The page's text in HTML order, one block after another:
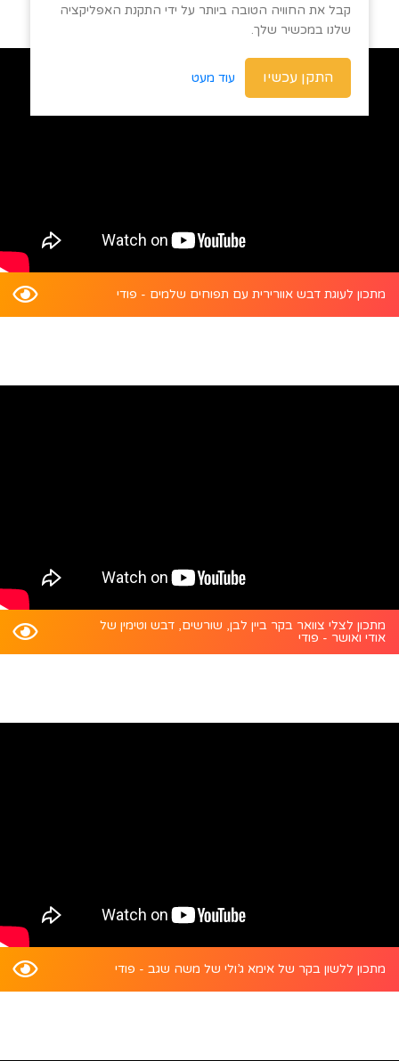
מתכון לעוגת דבש אוורירית עם תפוחים שלמים - פודי
מתכון לצלי צוואר בקר ביין לבן, שורשים, דבש וטימין של
אודי ואושר - פודי
מתכון ללשון בקר של אימא ג’ולי של משה שגב - פודי
קבל את החוויה הטובה ביותר על ידי התקנת האפליקציה
שלנו במכשיר שלך.
התקן עכשיו עוד מעט